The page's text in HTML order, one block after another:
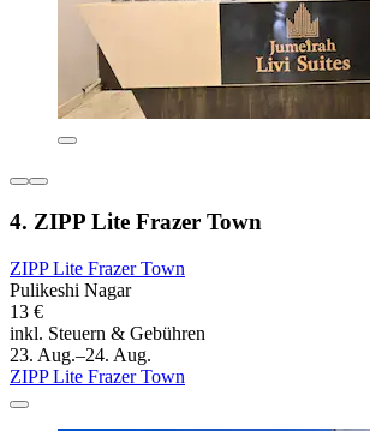
4. ZIPP Lite Frazer Town
ZIPP Lite Frazer Town
Pulikeshi Nagar
13 €
inkl. Steuern & Gebühren
23. Aug.–24. Aug.
ZIPP Lite Frazer Town